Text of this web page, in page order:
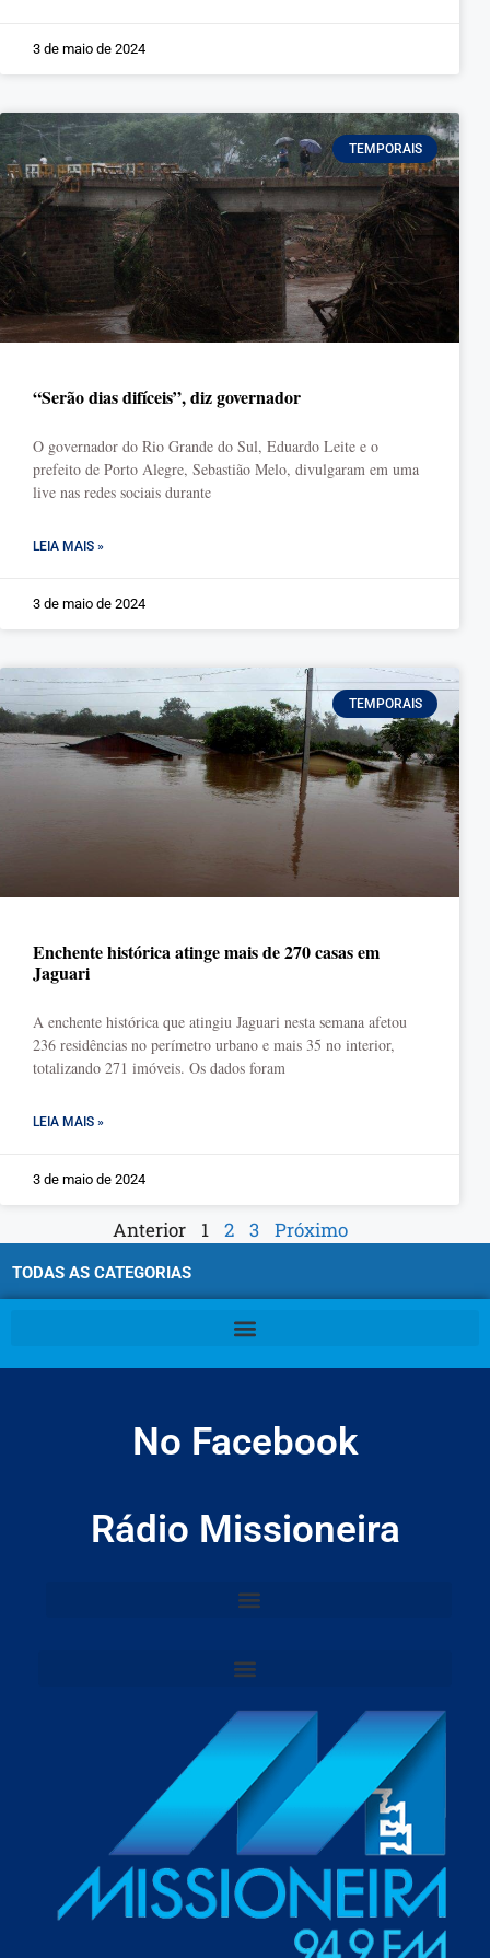
3 de maio de 2024
TEMPORAIS
“Serão dias difíceis”, diz governador
O governador do Rio Grande do Sul, Eduardo Leite e o
prefeito de Porto Alegre, Sebastião Melo, divulgaram em uma
live nas redes sociais durante
LEIA MAIS »
3 de maio de 2024
TEMPORAIS
Enchente histórica atinge mais de 270 casas em
Jaguari
A enchente histórica que atingiu Jaguari nesta semana afetou
236 residências no perímetro urbano e mais 35 no interior,
totalizando 271 imóveis. Os dados foram
LEIA MAIS »
3 de maio de 2024
Anterior 1 2 3 Próximo
TODAS AS CATEGORIAS
No Facebook
Rádio Missioneira